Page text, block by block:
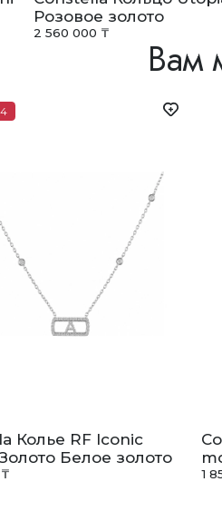
Розовое золото
2 560 000 ₸
Вам
Колье RF Iconic
Белое золото
1